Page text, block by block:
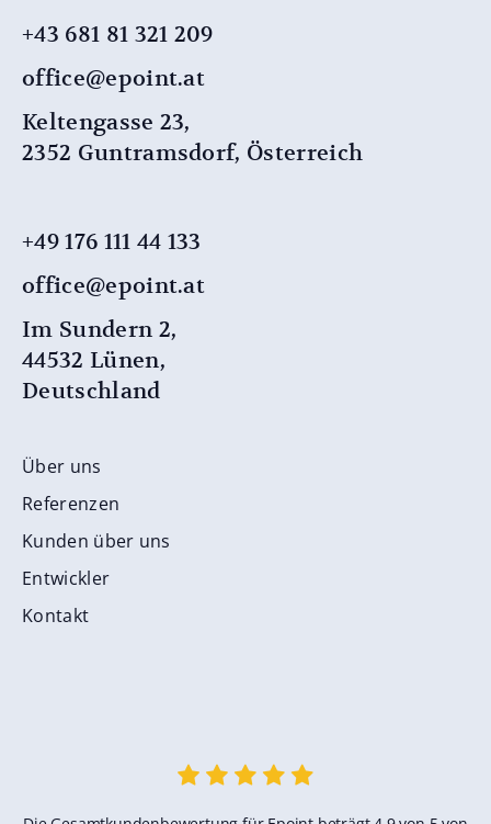
+43 681 81 321 209
office@epoint.at
Keltengasse 23,
2352 Guntramsdorf, Österreich
+49 176 111 44 133
office@epoint.at
Im Sundern 2,
44532 Lünen,
Deutschland
Über uns
Referenzen
Kunden über uns
Entwickler
Kontakt